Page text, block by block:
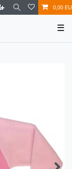
0,00
☰